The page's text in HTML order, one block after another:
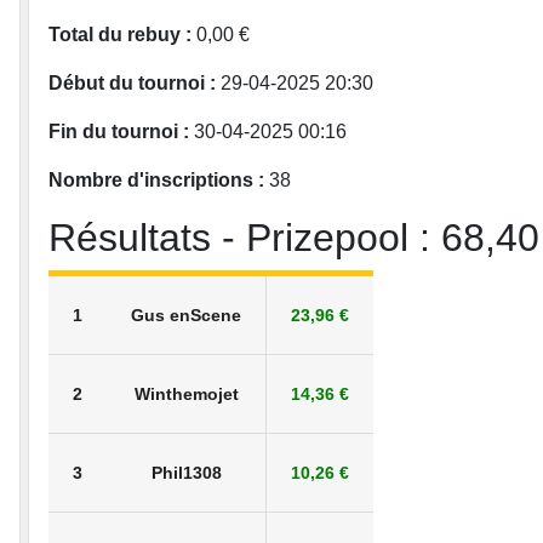
Total du rebuy : 0,00 €
Début du tournoi : 29-04-2025 20:30
Fin du tournoi : 30-04-2025 00:16
Nombre d'inscriptions : 38
Résultats - Prizepool :
1 Gus enScene 23,96 €
2 Winthemojet 14,36 €
3 Phil1308 10,26 €